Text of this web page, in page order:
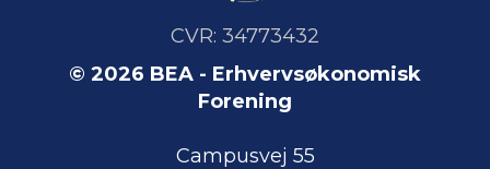
CVR: 34773432
© 2026 BEA - Erhvervsøkonomisk
Forening
Campusvej 55